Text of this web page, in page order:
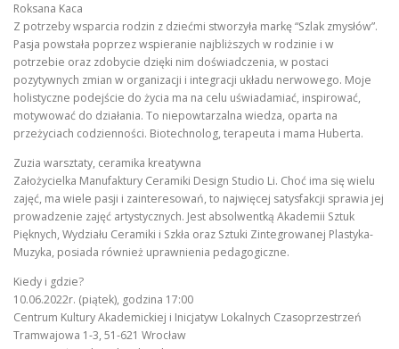
Roksana Kaca
Z potrzeby wsparcia rodzin z dziećmi stworzyła markę “Szlak zmysłów”.
Pasja powstała poprzez wspieranie najbliższych w rodzinie i w
potrzebie oraz zdobycie dzięki nim doświadczenia, w postaci
pozytywnych zmian w organizacji i integracji układu nerwowego. Moje
holistyczne podejście do życia ma na celu uświadamiać, inspirować,
motywować do działania. To niepowtarzalna wiedza, oparta na
przeżyciach codzienności. Biotechnolog, terapeuta i mama Huberta.
Zuzia warsztaty, ceramika kreatywna
Założycielka Manufaktury Ceramiki Design Studio Li. Choć ima się wielu
zajęć, ma wiele pasji i zainteresowań, to najwięcej satysfakcji sprawia jej
prowadzenie zajęć artystycznych. Jest absolwentką Akademii Sztuk
Pięknych, Wydziału Ceramiki i Szkła oraz Sztuki Zintegrowanej Plastyka-
Muzyka, posiada również uprawnienia pedagogiczne.
Kiedy i gdzie?
10.06.2022r. (piątek), godzina 17:00
Centrum Kultury Akademickiej i Inicjatyw Lokalnych Czasoprzestrzeń
Tramwajowa 1-3, 51-621 Wrocław